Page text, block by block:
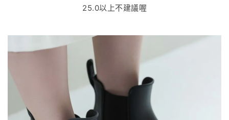
25.0以上不建議喔